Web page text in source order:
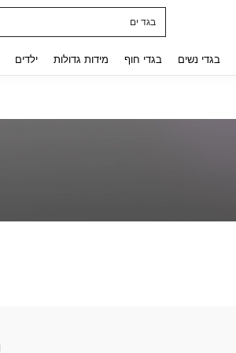
בגד ים
בגדי נשים בגדי חוף מידות גדולות ילדים